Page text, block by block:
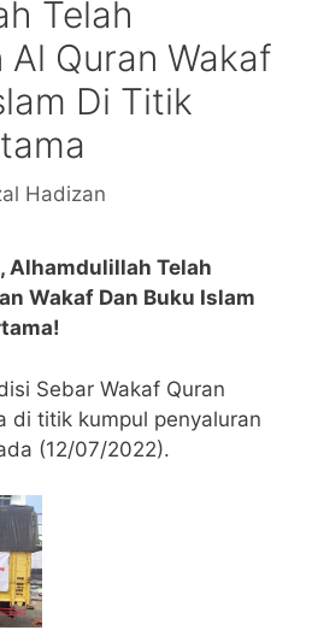
Telah
Al Quran Wakaf
Di Titik
Hadizan
Alhamdulillah Telah
Wakaf Dan Buku Islam
Sebar Wakaf Quran
di titik kumpul penyaluran
(12/07/2022).